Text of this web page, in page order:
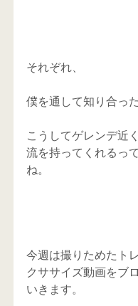
それぞれ、
僕を通して知り合っ
こうしてゲレンデ近
流を持ってくれるっ
ね。
今週は撮りためたト
クササイズ動画をブ
いきます。